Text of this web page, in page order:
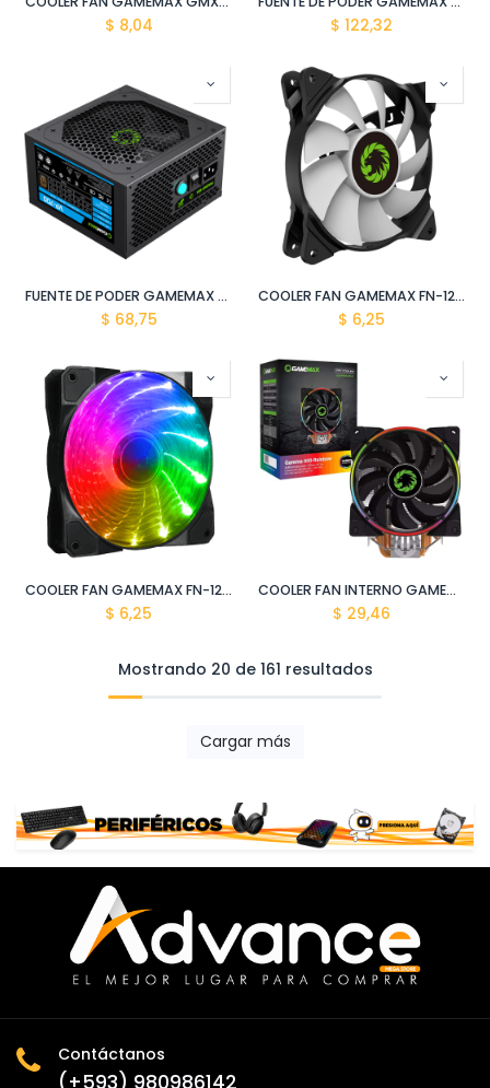
$ 8,04 $ 122,32
FUENTE DE PODER GAMEMAX VP-700 80P APFC 700W/100-240V NEGRO
$ 68,75
COOLER FAN GAMEMAX FN-12RAINBOW-C
$ 6,25
COOLER FAN GAMEMAX FN-12RAINBOW-M
$ 6,25
COOLER FAN INTERNO GAMEMAX GAMMA 500 RGB
$ 29,46
Mostrando 20 de 161 resultados
Cargar más
Contáctanos
(+593) 980986142